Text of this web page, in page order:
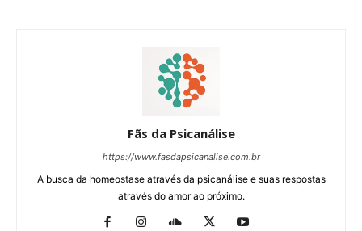
Fãs da Psicanálise
https://www.fasdapsicanalise.com.br
A busca da homeostase através da psicanálise e suas respostas
através do amor ao próximo.